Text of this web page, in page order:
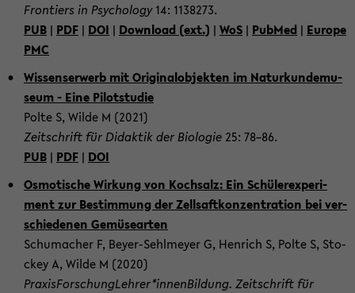
Fron­tiers in Psy­cho­lo­gy14: 1138273.
PUB | PDF | DOI | Down­load (ext.) | WoS | Pub­Med | Eu­ro­pe
PMC
Wis­sens­er­werb mit Ori­gi­nal­ob­jek­ten im Na­tur­kun­de­mu­
se­um - Eine Pi­lot­stu­die
Polte S, Wilde M (2021)
Zeit­schrift für Di­dak­tik der Bio­lo­gie 25: 78–86.
PUB | PDF | DOI
Os­mo­ti­sche Wir­kung von Koch­salz: Ein Schü­ler­ex­pe­ri­
ment zur Be­stim­mung der Zell­saft­kon­zen­tra­ti­on bei ver­
schie­de­nen Ge­mü­se­ar­ten
Schu­ma­cher F, Beyer-​Sehlmeyer G, Hen­rich S, Polte S, Sto­
ckey A, Wilde M (2020)
Pra­xis­For­sch­ung­Leh­rer*in­nen­Bil­dung. Zeit­schrift für